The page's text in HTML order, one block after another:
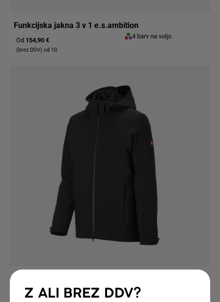
Funkcijska jakna 3 v 1 e.s.ambition
Od 154,90 €
(brez DDV) od 10
4 barv na voljo
189,90 €
2 barv na voljo
Z ALI BREZ DDV?